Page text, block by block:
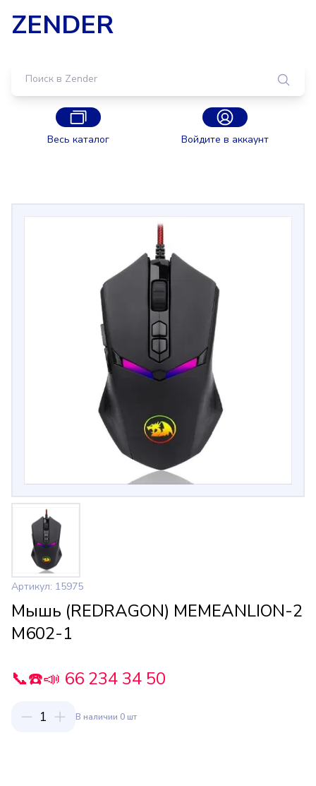
ZENDER
Весь каталог Войдите в аккаунт
Артикул: 15975
Мышь (REDRAGON) MEMEANLION-2
M602-1
📞☎️📣 66 234 34 50
1 В наличии 0 шт